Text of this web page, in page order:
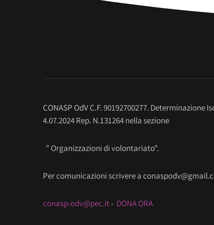
CONASP OdV C.F. 90192700277. Determinazione
4.07.2024 Rep. N.131264 nella sezione
" Organizzazioni di volontariato".
Per comunicazioni scrivere a
conasp-odv@pec.it- DONA ORA